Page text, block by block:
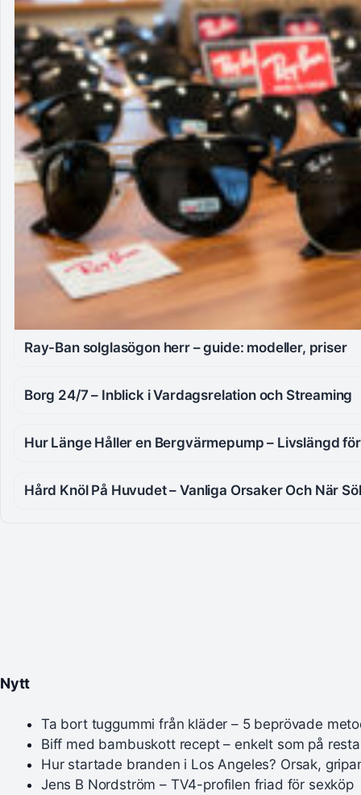
Ray-Ban solglasögon herr – guide: modeller, priser
Borg 24/7 – Inblick i Vardagsrelation och Streaming
Hur Länge Håller en Bergvärmepump – Livslängd
Hård Knöl På Huvudet – Vanliga Orsaker Och När
Nytt
Ta bort tuggummi från kläder – 5 beprövade
Biff med bambuskott recept – enkelt som på
Hur startade branden i Los Angeles? Orsak,
Jens B Nordström – TV4-profilen friad för sexköp